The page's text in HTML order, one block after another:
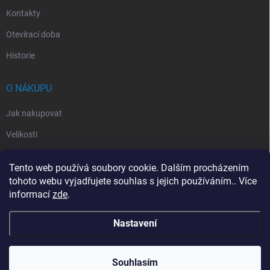
Tento web používá soubory cookie. Dalším procházením
tohoto webu vyjadřujete souhlas s jejich používáním.. Více
informací zde.
Nastavení
Souhlasím
Kontakty
Otevírací doba
Historie
O NÁKUPU
Jak nakupovat
Velikosti
Vrácení, reklamace
Obchodní podmínky
Handballeshop.eu . Všechna práva vyhrazena.